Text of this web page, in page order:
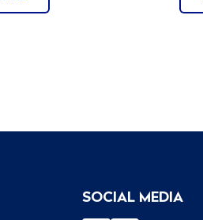
SOCIAL MEDIA